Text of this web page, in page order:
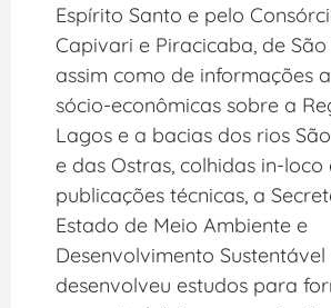
Espírito Santo e pelo
Capivari e Piracicaba, de São
assim como de informações
sócio-econômicas sobre a
Lagos e a bacias dos rios
e das Ostras, colhidas in-loco
publicações técnicas, a
Estado de Meio Ambiente e
Desenvolvimento Sustentável
desenvolveu estudos para